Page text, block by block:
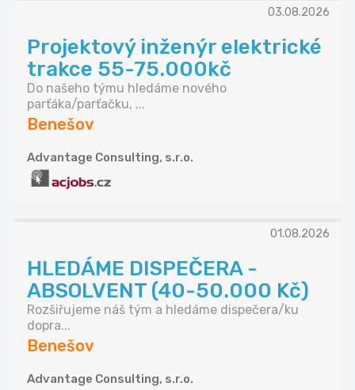
03.08.2026
Projektový inženýr elektrické
trakce 55-75.000kč
Do našeho týmu hledáme nového
parťáka/parťačku, ...
Benešov
Advantage Consulting, s.r.o.
01.08.2026
HLEDÁME DISPEČERA -
ABSOLVENT (40-50.000 Kč)
Rozšiřujeme náš tým a hledáme dispečera/ku
dopra...
Benešov
Advantage Consulting, s.r.o.